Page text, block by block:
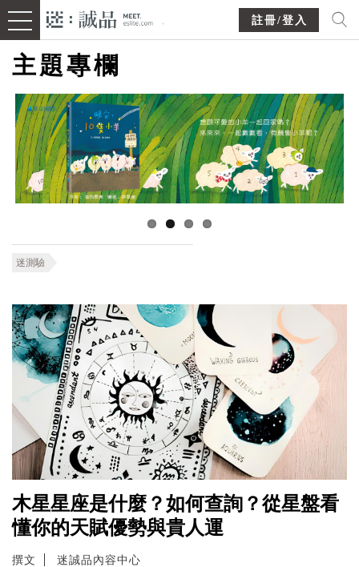
註冊/登入
主題專欄
迷測驗
木星星座是什麼？如何查詢？從星盤看
懂你的天賦優勢與貴人運
撰文 迷誠品內容中心